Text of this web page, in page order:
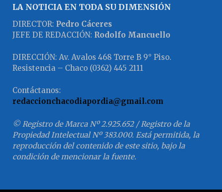
LA NOTICIA EN TODA SU DIMENSIÓN
DIRECTOR: Pedro Cáceres
JEFE DE REDACCIÓN: Rodolfo Mancuello
DIRECCIÓN: Av. Avalos 468 Torre B 9° Piso.
Resistencia – Chaco (0362) 445 2111
Contáctanos:
redaccionchacodiapordia@gmail.com
© Registro de Marca Nº 2.925.652 / Registro de la
Propiedad Intelectual Nº 383.000. Está permitida, la
reproducción del contenido de este sitio, bajo la
condición de mencionar la fuente.